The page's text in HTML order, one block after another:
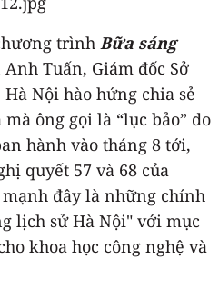
trình Bữa sáng
Tuấn, Giám đốc Sở
Nội hào hứng chia sẻ
ông gọi là “lục bảo” do
hành vào tháng 8 tới,
quyết 57 và 68 của
đây là những chính
lịch sử Hà Nội" với mục
khoa học công nghệ và